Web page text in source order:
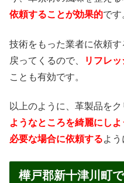
依頼することが効果的です
技術をもった業者に依頼
戻ってくるので、
リフレ
ことも有効です。
以上のように、革製品を
ようなところを綺麗にし
必要な場合に依頼するよう
樺戸郡新十津川町